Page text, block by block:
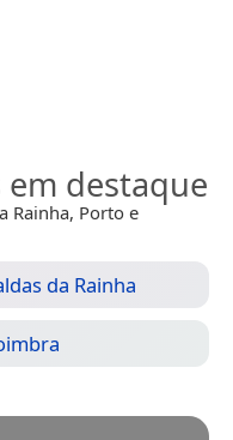
em destaque
Rainha, Porto e
da Rainha